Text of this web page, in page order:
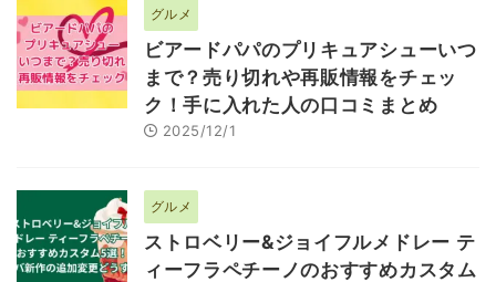
グルメ
ビアードパパのプリキュアシューいつ
まで？売り切れや再販情報をチェッ
ク！手に入れた人の口コミまとめ
2025/12/1
グルメ
ストロベリー&ジョイフルメドレー テ
ィーフラペチーノのおすすめカスタム